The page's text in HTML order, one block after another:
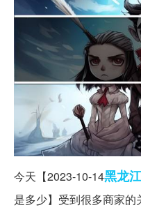
今天【2023-10-14黑龙江
是多少】受到很多商家